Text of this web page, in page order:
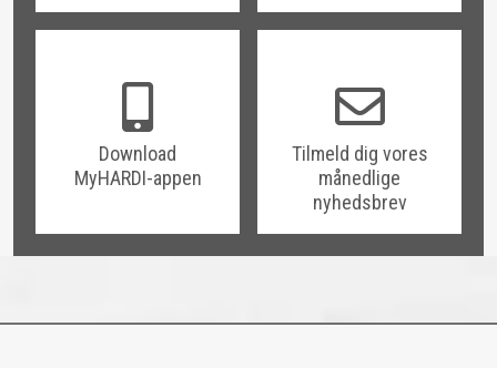
Download
MyHARDI-appen
Tilmeld dig vores
månedlige
nyhedsbrev